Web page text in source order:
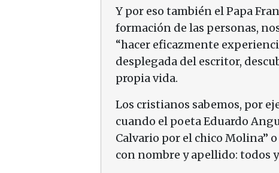
Y por eso también el Papa
formación de las personas,
“hacer eficazmente
desplegada del escritor,
propia vida.
Los cristianos sabemos, por
cuando el poeta Eduardo
Calvario por el chico Molina”
con nombre y apellido: todos